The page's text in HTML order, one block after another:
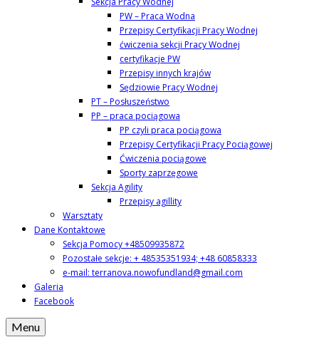
PW – Praca Wodna
Przepisy Certyfikacji Pracy Wodnej
ćwiczenia sekcji Pracy Wodnej
certyfikacje PW
Przepisy innych krajów
Sędziowie Pracy Wodnej
PT – Posłuszeństwo
PP – praca pociągowa
PP czyli praca pociągowa
Przepisy Certyfikacji Pracy Pociągowej
Ćwiczenia pociągowe
Sporty zaprzęgowe
Sekcja Agility
Przepisy agillity
Warsztaty
Dane Kontaktowe
Sekcja Pomocy +48509935872
Pozostałe sekcje: + 48535351934; +48 60858333
e-mail: terranova.nowofundland@gmail.com
Galeria
Facebook
Menu